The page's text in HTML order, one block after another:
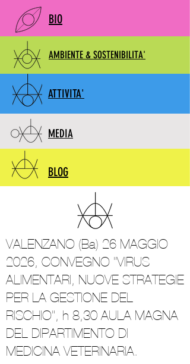
BIO
AMBIENTE & SOSTENIBILITA'
ATTIVITA'
MEDIA
BLOG
VALENZANO (Ba) 26 MAGGIO
2026, CONVEGNO "VIRUS
ALIMENTARI, NUOVE STRATEGIE
PER LA GESTIONE DEL
RISCHIO", h 8,30 AULA MAGNA
DEL DIPARTIMENTO DI
MEDICINA VETERINARIA.